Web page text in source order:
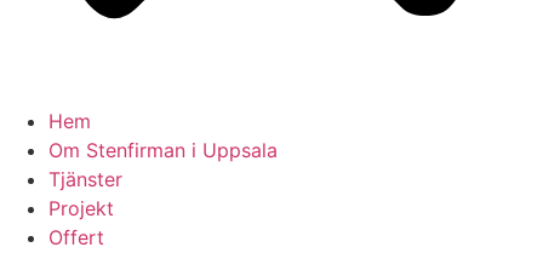
Hem
Om Stenfirman i Uppsala
Tjänster
Projekt
Offert